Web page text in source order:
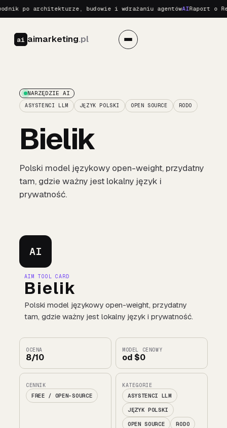
po architekturze, budowie i wdrażaniu agentówAIRaport o
ai aimarketing.pl
NARZĘDZIE AI
ASYSTENCI LLM JĘZYK POLSKI OPEN SOURCE RODO
Bielik
Polski model językowy open-weight, przydatny
tam, gdzie ważny jest lokalny język i
prywatność.
AI
AIM TOOL CARD
Bielik
Polski model językowy open-weight, przydatny
tam, gdzie ważny jest lokalny język i prywatność.
OCENA
8/10
MODEL CENOWY
od $0
CENNIK
FREE / OPEN-SOURCE
KATEGORIE
ASYSTENCI LLM
JĘZYK POLSKI
OPEN SOURCE
RODO